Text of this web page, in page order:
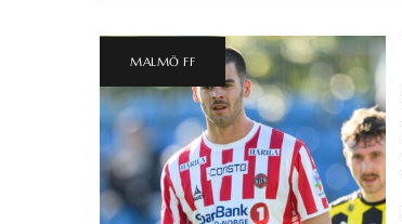
MALMÖ FF